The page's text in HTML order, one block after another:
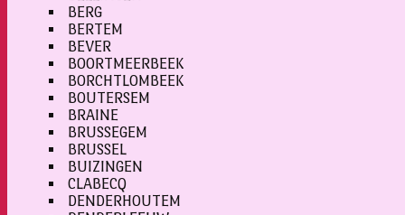
BERG
BERTEM
BEVER
BOORTMEERBEEK
BORCHTLOMBEEK
BOUTERSEM
BRAINE
BRUSSEGEM
BRUSSEL
BUIZINGEN
CLABECQ
DENDERHOUTEM